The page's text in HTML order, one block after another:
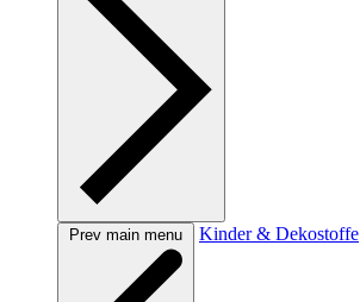
Prev main menu Kinder & Dekostoffe